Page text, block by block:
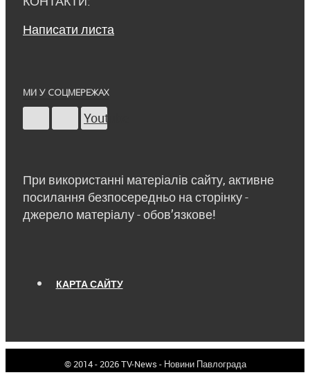
Написати листа
МИ У СОЦМЕРЕЖАХ
Youtube
При використанні матеріалів сайту, активне
посилання безпосередньо на сторінку -
джерело матеріалу - обов’язкове!
КАРТА САЙТУ
© 2014 - 2026 TV-News - Новини Павлограда